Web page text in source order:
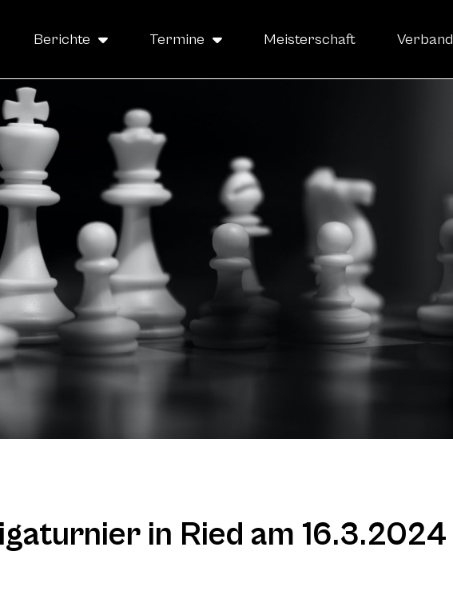
Berichte Termine Meisterschaft Verband
in Ried am 16.3.2024